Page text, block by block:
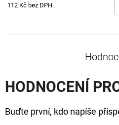
112 Kč bez DPH
HODNOCENÍ
Buďte první, kdo napíše